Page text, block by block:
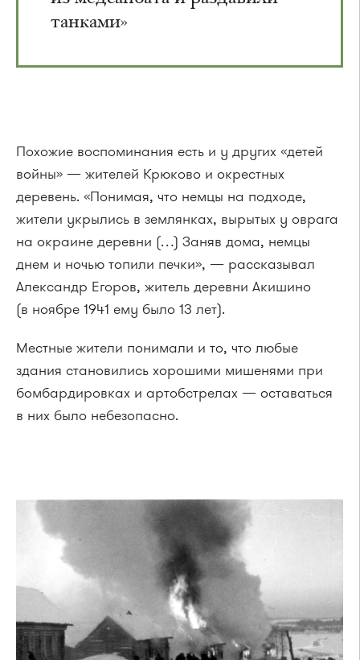
танками»
Похожие воспоминания есть и у других «детей
войны» — жителей Крюково и окрестных
деревень. «Понимая, что немцы на подходе,
жители укрылись в землянках, вырытых у оврага
на окраине деревни (…) Заняв дома, немцы
днем и ночью топили печки», — рассказывал
Александр Егоров, житель деревни Акишино
(в ноябре 1941 ему было 13 лет).
Местные жители понимали и то, что любые
здания становились хорошими мишенями при
бомбардировках и артобстрелах — оставаться
в них было небезопасно.